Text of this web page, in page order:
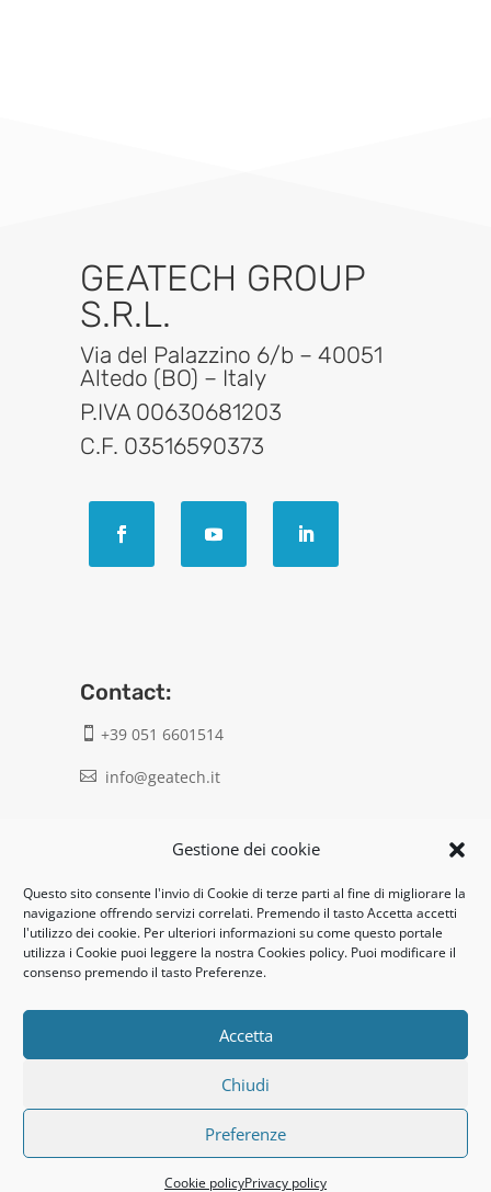
Gestione dei cookie
Questo sito consente l'invio di Cookie di terze parti al fine di migliorare la
navigazione offrendo servizi correlati. Premendo il tasto Accetta accetti
l'utilizzo dei cookie. Per ulteriori informazioni su come questo portale
utilizza i Cookie puoi leggere la nostra Cookies policy. Puoi modificare il
consenso premendo il tasto Preferenze.
Accetta
Chiudi
Preferenze
Cookie policyPrivacy policy
GEATECH GROUP
S.R.L.
Via del Palazzino 6/b – 40051
Altedo (BO) – Italy
P.IVA 00630681203
C.F. 03516590373
Contact:
 +39 051 6601514
 info@geatech.it
Legal:
Privacy policy
Informativa clienti / fornitori
UNI EN ISO 14001: 2015